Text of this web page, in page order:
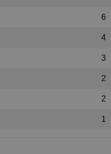
6
4
3
2
2
1